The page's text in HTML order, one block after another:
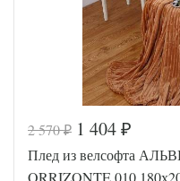
Код товара
546-301
Артикул
AL200092
5593951
2 570₽ 1 404 ₽
Плед из велсофта